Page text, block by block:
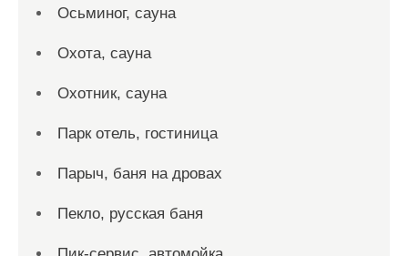
Осьминог, сауна
Охота, сауна
Охотник, сауна
Парк отель, гостиница
Парыч, баня на дровах
Пекло, русская баня